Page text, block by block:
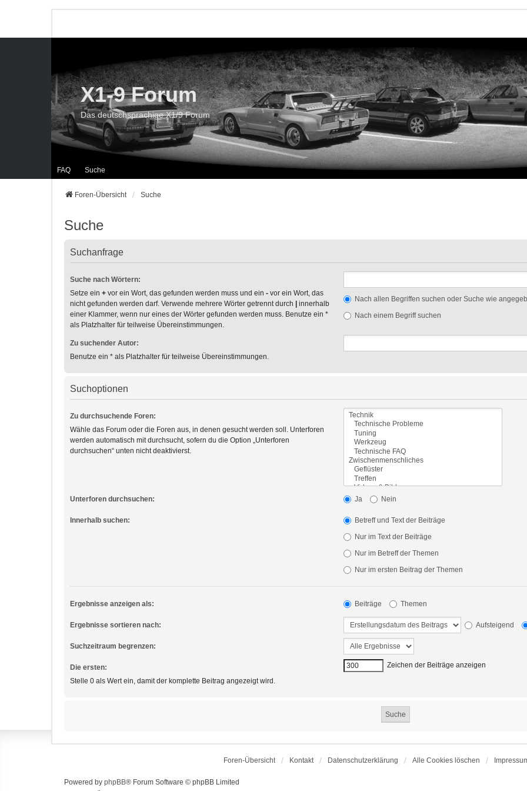
FAQ Suche
X1-9 Forum
Das deutschsprachige X1/9 Forum
Foren-Übersicht Suche
Suche
Suchanfrage
Suche nach Wörtern:
Setze ein + vor ein Wort, das gefunden werden muss und ein - vor ein Wort, das
nicht gefunden werden darf. Verwende mehrere Wörter getrennt durch
innerhalb
einer Klammer, wenn nur eines der Wörter gefunden werden muss. Benutze ein *
als Platzhalter für teilweise Übereinstimmungen.
Nach allen Begriffen suchen oder Suche wie
Nach einem Begriff suchen
Zu suchender Autor:
Benutze ein * als Platzhalter für teilweise Übereinstimmungen.
Suchoptionen
Zu durchsuchende Foren:
Wähle das Forum oder die Foren aus, in denen gesucht werden soll. Unterforen
werden automatisch mit durchsucht, sofern du die Option „Unterforen
durchsuchen“ unten nicht deaktivierst.
Unterforen durchsuchen: Ja Nein
Innerhalb suchen:
Betreff und Text der Beiträge
Nur im Text der Beiträge
Nur im Betreff der Themen
Nur im ersten Beitrag der Themen
Ergebnisse anzeigen als: Beiträge Themen
Ergebnisse sortieren nach: Aufsteigend
Suchzeitraum begrenzen:
Die ersten:
Stelle 0 als Wert ein, damit der komplette Beitrag angezeigt wird.
Zeichen der Beiträge anzeigen
Foren-Übersicht Kontakt Datenschutzerklärung Alle Cookies löschen
Powered by phpBB® Forum Software © phpBB Limited